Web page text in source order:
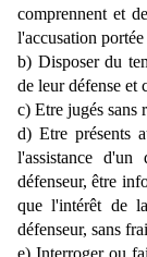
comprennent et
l'accusation
b) Disposer du
de leur défense et
c) Etre jugés sans
d) Etre présents
l'assistance
défenseur, être
que l'intérêt de
défenseur, sans
e) Interroger ou